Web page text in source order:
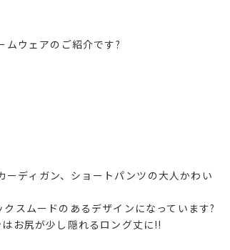
ムウェアのご紹介です?
ディガン、ショートパンツの大人かわい
スムードのあるデザインになっています?
お尻が少し隠れるロング丈に!!